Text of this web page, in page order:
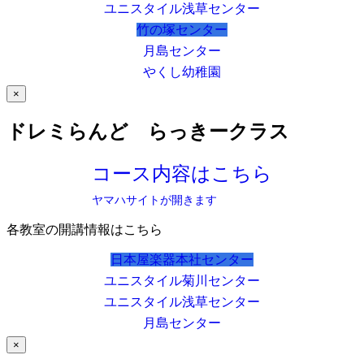
ユニスタイル浅草センター
竹の塚センター
月島センター
やくし幼稚園
×
ドレミらんど らっきークラス
コース内容はこちら
ヤマハサイトが開きます
各教室の開講情報はこちら
日本屋楽器本社センター
ユニスタイル菊川センター
ユニスタイル浅草センター
月島センター
×